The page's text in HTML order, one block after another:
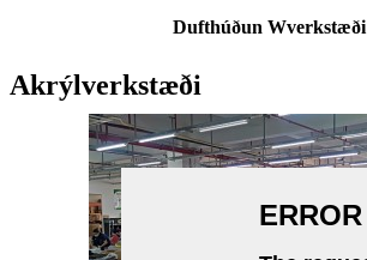
Dufthúðun Wverkstæði
Akrýlverkstæði